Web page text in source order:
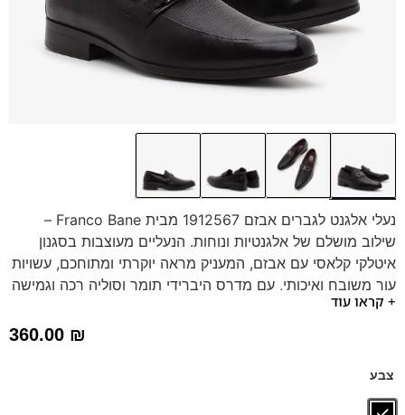
נעלי אלגנט לגברים אבזם 1912567 מבית Franco Bane –
שילוב מושלם של אלגנטיות ונוחות. הנעליים מעוצבות בסגנון
איטלקי קלאסי עם אבזם, המעניק מראה יוקרתי ומתוחכם, עשויות
עור משובח ואיכותי, עם מדרס היברידי תומך וסוליה רכה וגמישה
להליכה נוחה לאורך כל היום. מתאימות לאירועים מיוחדים
+ קראו עוד
360.00 ₪
צבע